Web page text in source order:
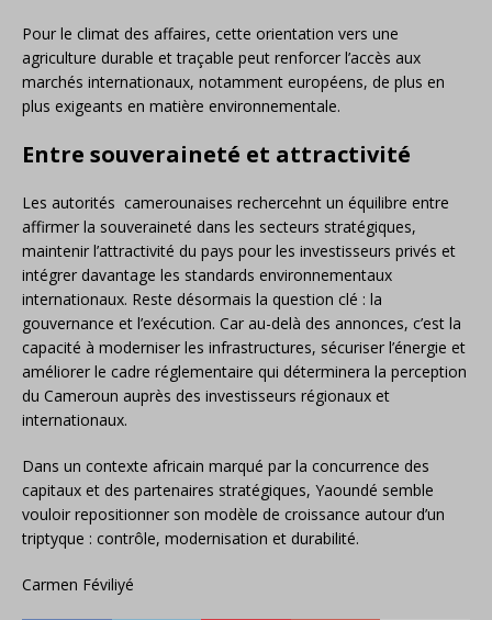
Pour le climat des affaires, cette orientation vers une
agriculture durable et traçable peut renforcer l’accès aux
marchés internationaux, notamment européens, de plus en
plus exigeants en matière environnementale.
Entre souveraineté et attractivité
Les autorités camerounaises rechercehnt un équilibre entre
affirmer la souveraineté dans les secteurs stratégiques,
maintenir l’attractivité du pays pour les investisseurs privés et
intégrer davantage les standards environnementaux
internationaux. Reste désormais la question clé : la
gouvernance et l’exécution. Car au-delà des annonces, c’est la
capacité à moderniser les infrastructures, sécuriser l’énergie et
améliorer le cadre réglementaire qui déterminera la perception
du Cameroun auprès des investisseurs régionaux et
internationaux.
Dans un contexte africain marqué par la concurrence des
capitaux et des partenaires stratégiques, Yaoundé semble
vouloir repositionner son modèle de croissance autour d’un
triptyque : contrôle, modernisation et durabilité.
Carmen Féviliyé